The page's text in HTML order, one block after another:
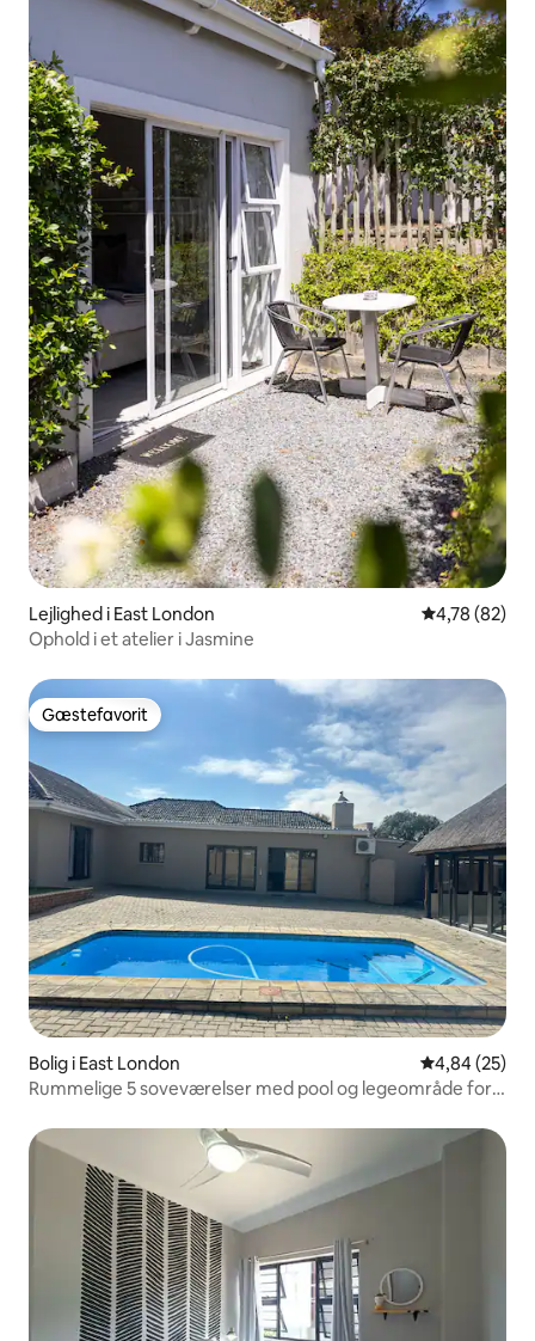
Lejlighed i East London 4,78 ud af 5 i
4,78 (82)
Ophold i et atelier i Jasmine
Gæstefavorit
Gæstefavorit
Bolig i East London 4,84 ud af 5 i
4,84 (25)
Rummelige 5 soveværelser med pool og legeområde for